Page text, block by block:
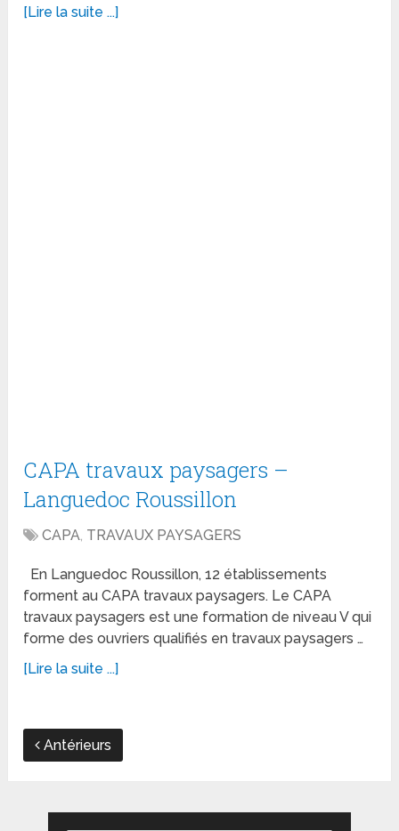
[Lire la suite ...]
CAPA travaux paysagers –
Languedoc Roussillon
CAPA, TRAVAUX PAYSAGERS
En Languedoc Roussillon, 12 établissements
forment au CAPA travaux paysagers. Le CAPA
travaux paysagers est une formation de niveau V qui
forme des ouvriers qualifiés en travaux paysagers …
[Lire la suite ...]
Antérieurs